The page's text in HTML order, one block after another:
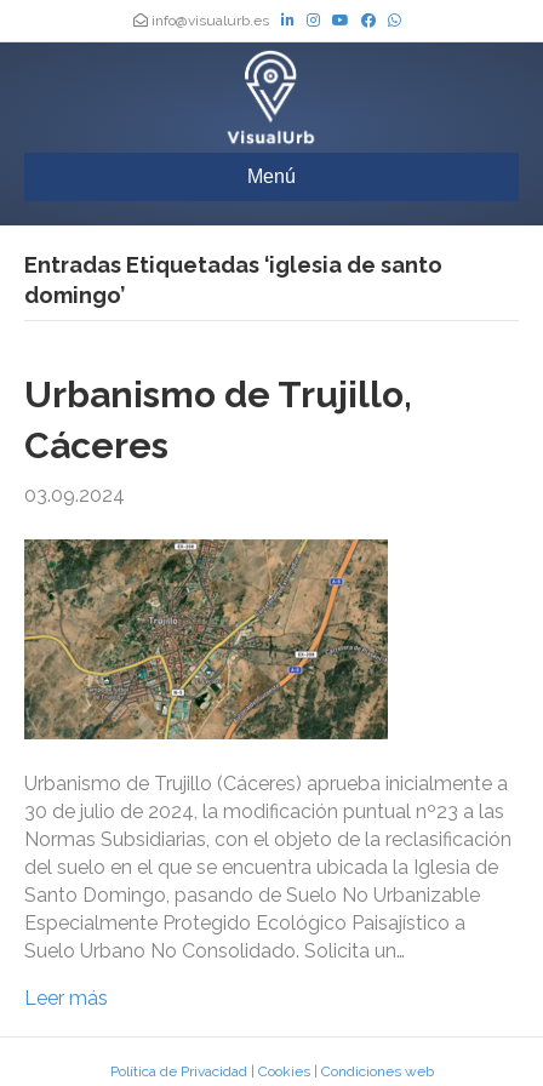
info@visualurb.es
Menú
Entradas Etiquetadas ‘iglesia de santo
domingo’
Urbanismo de Trujillo,
Cáceres
03.09.2024
Urbanismo de Trujillo (Cáceres) aprueba inicialmente a
30 de julio de 2024, la modificación puntual nº23 a las
Normas Subsidiarias, con el objeto de la reclasificación
del suelo en el que se encuentra ubicada la Iglesia de
Santo Domingo, pasando de Suelo No Urbanizable
Especialmente Protegido Ecológico Paisajístico a
Suelo Urbano No Consolidado. Solicita un…
Leer más
Política de Privacidad| Cookies| Condiciones web